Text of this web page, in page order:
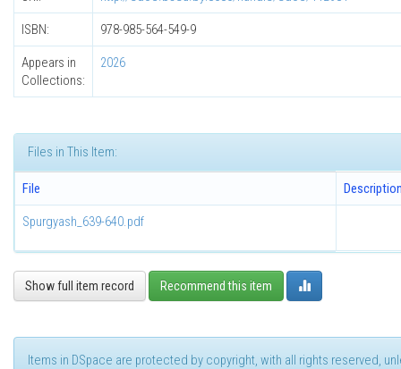
ISBN: 978-985-564-549-9
Appears in
Collections:
2026
Files in This Item:
File
Spurgyash_639-640.pdf
Show full item record Recommend this item
Items in DSpace are protected by copyright, with all rights reserved,